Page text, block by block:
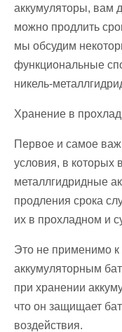
аккумуляторы, вам
можно продлить
мы обсудим
функциональные
никель-
Хранение в
Первое и самое
условия, в которых
металлгидридные
продления срока
их в прохладном и
Это не применимо к
аккумуляторным
при хранении
что он защищает
воздействия.